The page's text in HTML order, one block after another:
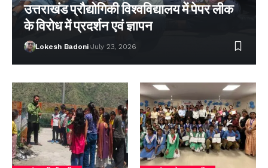
उत्तराखंड प्रौद्योगिकी विश्वविद्यालय में पेपर लीक
के विरोध में प्रदर्शन एवं ज्ञापन
Lokesh Badoni July 23, 2026